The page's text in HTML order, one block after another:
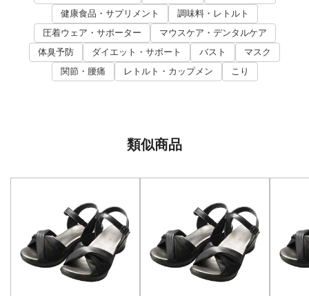
健康食品・サプリメント
調味料・レトルト
圧着ウェア・サポーター
マウスケア・デンタルケア
体臭予防
ダイエット・サポート バスト
マスク
関節・腰痛
レトルト・カップメン こり
類似商品